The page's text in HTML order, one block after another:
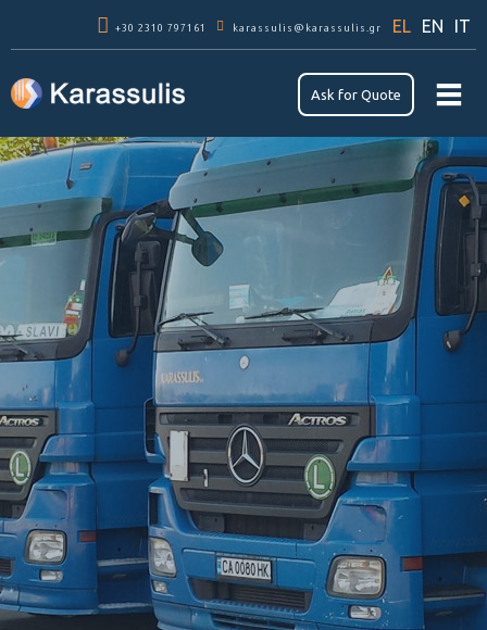
προς το
κυρίως
+30 2310 797161 karassulis@karassulis.gr EL EN IT
Αsk for Quote